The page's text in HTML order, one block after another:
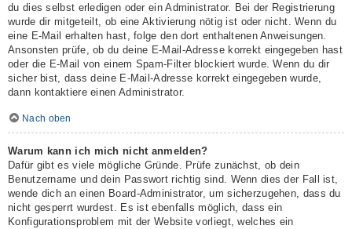
du dies selbst erledigen oder ein Administrator. Bei der Registrierung
wurde dir mitgeteilt, ob eine Aktivierung nötig ist oder nicht. Wenn du
eine E-Mail erhalten hast, folge den dort enthaltenen Anweisungen.
Ansonsten prüfe, ob du deine E-Mail-Adresse korrekt eingegeben hast
oder die E-Mail von einem Spam-Filter blockiert wurde. Wenn du dir
sicher bist, dass deine E-Mail-Adresse korrekt eingegeben wurde,
dann kontaktiere einen Administrator.
Nach oben
Warum kann ich mich nicht anmelden?
Dafür gibt es viele mögliche Gründe. Prüfe zunächst, ob dein
Benutzername und dein Passwort richtig sind. Wenn dies der Fall ist,
wende dich an einen Board-Administrator, um sicherzugehen, dass du
nicht gesperrt wurdest. Es ist ebenfalls möglich, dass ein
Konfigurationsproblem mit der Website vorliegt, welches ein